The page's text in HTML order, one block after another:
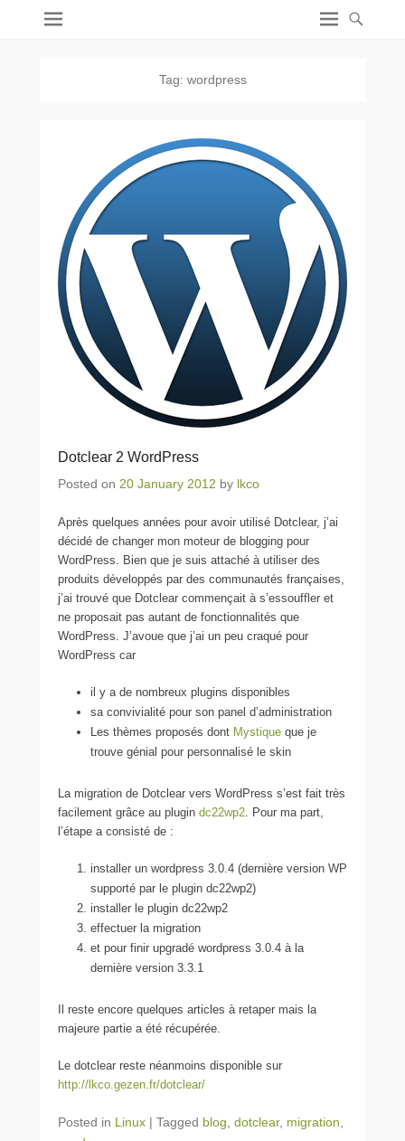
Tag: wordpress
Dotclear 2 WordPress
Posted on 20 January 2012 by lkco
Après quelques années pour avoir utilisé Dotclear, j’ai
décidé de changer mon moteur de blogging pour
WordPress. Bien que je suis attaché à utiliser des
produits développés par des communautés françaises,
j’ai trouvé que Dotclear commençait à s’essouffler et
ne proposait pas autant de fonctionnalités que
WordPress. J’avoue que j’ai un peu craqué pour
WordPress car
il y a de nombreux plugins disponibles
sa convivialité pour son panel d’administration
Les thèmes proposés dont Mystique que je
trouve génial pour personnalisé le skin
La migration de Dotclear vers WordPress s’est fait très
facilement grâce au plugin dc22wp2. Pour ma part,
l’étape a consisté de :
installer un wordpress 3.0.4 (dernière version WP
supporté par le plugin dc22wp2)
installer le plugin dc22wp2
effectuer la migration
et pour finir upgradé wordpress 3.0.4 à la
dernière version 3.3.1
Il reste encore quelques articles à retaper mais la
majeure partie a été récupérée.
Le dotclear reste néanmoins disponible sur
http://lkco.gezen.fr/dotclear/
Posted in Linux | Tagged blog dotclear, migration